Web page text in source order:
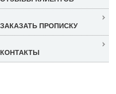
ЗАКАЗАТЬ ПРОПИСКУ
КОНТАКТЫ